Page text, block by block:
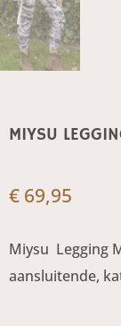
MIYSU
€ 69,95
Miysu Legging
aansluitende,